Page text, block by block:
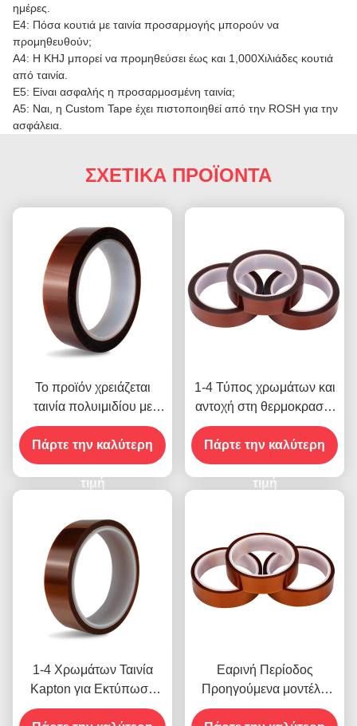
ημέρες.
Ε4: Πόσα κουτιά με ταινία προσαρμογής μπορούν να
προμηθευθούν;
Α4: Η KHJ μπορεί να προμηθεύσει έως και 1,000Χιλιάδες κουτιά
από ταινία.
Ε5: Είναι ασφαλής η προσαρμοσμένη ταινία;
Α5: Ναι, η Custom Tape έχει πιστοποιηθεί από την ROSH για την
ασφάλεια.
ΣΧΕΤΙΚΑ ΠΡΟΪΟΝΤΑ
Το προϊόν χρειάζεται
ταινία πολυιμιδίου με
αντοχή τάσης 1000V
Πάρτε την καλύτερη
τιμή
1-4 Τύπος χρωμάτων και
αντοχή στη θερμοκρασία
-10C-80C Μέθοδος
πληρωμής πιστωτικής
κάρτας για προηγούμενα
μοντέλα
Πάρτε την καλύτερη
τιμή
1-4 Χρωμάτων Ταινία
Kapton για Εκτύπωση
στην Μπροστινή Όψη
Εαρινή Περίοδος
Προηγούμενα μοντέλα
που διαθέτουν Αντοχή